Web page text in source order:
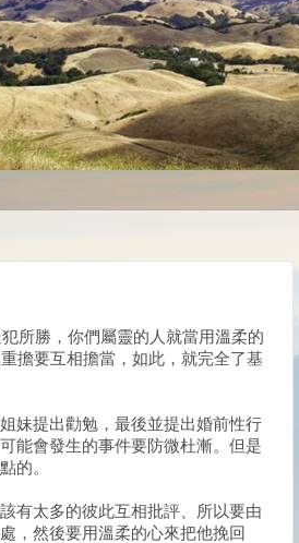
所勝，你們屬靈的人就當用溫柔的
擔要互相擔當，如此，就完全了基
妹提出勸勉，最後並提出婚前性行
能會發生的事件要防微杜漸。但是
的。
有太多的彼此互相批評、所以要由
，然後要用溫柔的心來把他挽回